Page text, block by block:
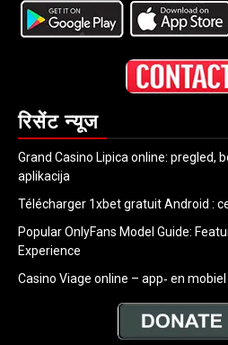
रिसेंट न्यूज
Grand Casino Lipica online: pregled,
aplikacija
Télécharger 1xbet gratuit Android :
Popular OnlyFans Model Guide:
Experience
Casino Viage online – app‑ en